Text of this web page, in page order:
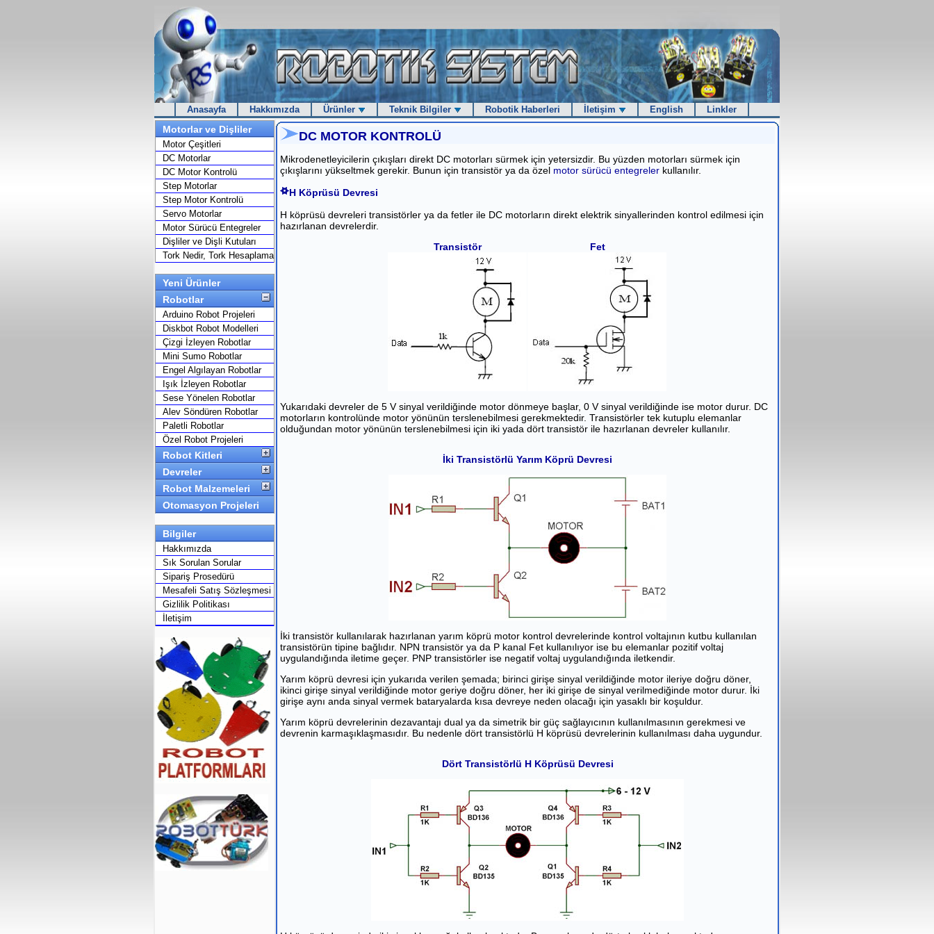
Anasayfa Hakkımızda Ürünler Teknik Bilgiler Robotik Haberleri İletişim English Linkler
Motorlar ve Dişliler
Motor Çeşitleri
DC Motorlar
DC Motor Kontrolü
Step Motorlar
Step Motor Kontrolü
Servo Motorlar
Motor Sürücü Entegreler
Dişliler ve Dişli Kutuları
Tork Nedir, Tork Hesaplama
Yeni Ürünler
Robotlar
Arduino Robot Projeleri
Diskbot Robot Modelleri
Çizgi İzleyen Robotlar
Mini Sumo Robotlar
Engel Algılayan Robotlar
Işık İzleyen Robotlar
Sese Yönelen Robotlar
Alev Söndüren Robotlar
Paletli Robotlar
Özel Robot Projeleri
Robot Kitleri
Devreler
Robot Malzemeleri
Otomasyon Projeleri
Bilgiler
Hakkımızda
Sık Sorulan Sorular
Sipariş Prosedürü
Mesafeli Satış Sözleşmesi
Gizlilik Politikası
İletişim
DC MOTOR KONTROLÜ
Mikrodenetleyicilerin çıkışları direkt DC motorları sürmek için yetersizdir. Bu yüzden motorları sürmek için
çıkışlarını yükseltmek gerekir. Bunun için transistör ya da özel motor sürücü entegreler kullanılır.
H Köprüsü Devresi
H köprüsü devreleri transistörler ya da fetler ile DC motorların direkt elektrik sinyallerinden kontrol edilmesi için
hazırlanan devrelerdir.
Transistör
Fet
Yukarıdaki devreler de 5 V sinyal verildiğinde motor dönmeye başlar, 0 V sinyal verildiğinde ise motor durur. DC
motorların kontrolünde motor yönünün terslenebilmesi gerekmektedir. Transistörler tek kutuplu elemanlar
olduğundan motor yönünün terslenebilmesi için iki yada dört transistör ile hazırlanan devreler kullanılır.
İki Transistörlü Yarım Köprü Devresi
İki transistör kullanılarak hazırlanan yarım köprü motor kontrol devrelerinde kontrol voltajının kutbu kullanılan
transistörün tipine bağlıdır. NPN transistör ya da P kanal Fet kullanılıyor ise bu elemanlar pozitif voltaj
uygulandığında iletime geçer. PNP transistörler ise negatif voltaj uygulandığında iletkendir.
Yarım köprü devresi için yukarıda verilen şemada; birinci girişe sinyal verildiğinde motor ileriye doğru döner,
ikinci girişe sinyal verildiğinde motor geriye doğru döner, her iki girişe de sinyal verilmediğinde motor durur. İki
girişe aynı anda sinyal vermek bataryalarda kısa devreye neden olacağı için yasaklı bir koşuldur.
Yarım köprü devrelerinin dezavantajı dual ya da simetrik bir güç sağlayıcının kullanılmasının gerekmesi ve
devrenin karmaşıklaşmasıdır. Bu nedenle dört transistörlü H köprüsü devrelerinin kullanılması daha uygundur.
Dört Transistörlü H Köprüsü Devresi